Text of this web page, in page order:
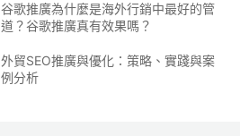
谷歌推廣為什麼是海外行銷中最好的管
道？谷歌推廣真有效果嗎？
外貿SEO推廣與優化：策略、實踐與案
例分析